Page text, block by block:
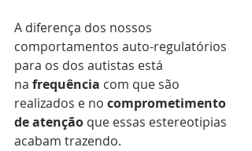
A diferença dos nossos
comportamentos auto-regulatórios
para os dos autistas está
na frequência com que são
realizados e no comprometimento
de atenção que essas estereotipias
acabam trazendo.